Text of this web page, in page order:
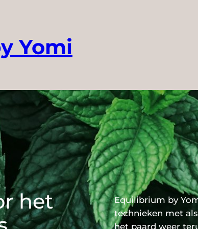
Yomi
het
Equilibrium by
technieken met
het paard weer